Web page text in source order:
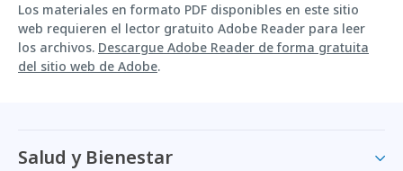
Los materiales en formato PDF disponibles en este sitio
web requieren el lector gratuito Adobe Reader para leer
los archivos. Descargue Adobe Reader de forma gratuita
del sitio web de Adobe.
Salud y Bienestar